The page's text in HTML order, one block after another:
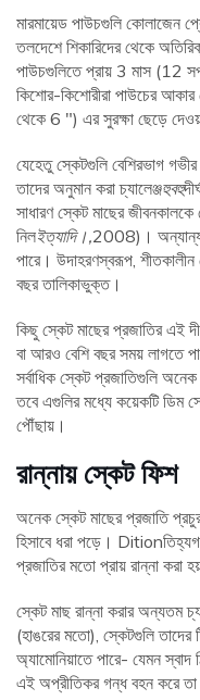
মারমায়েড পাউচগুলি কোলাজেন
তলদেশে শিকারিদের থেকে
পাউচগুলিতে প্রায় 3 মাস (12
কিশোর-কিশোরীরা পাউচের আকার
থেকে 6 ″) এর সুরক্ষা ছেড়ে
যেহেতু স্কেটগুলি বেশিরভাগ গভীর
তাদের অনুমান করা চ্যালেঞ্জহুবহু
সাধারণ স্কেট মাছের
নিলইত্যাদি।,2008)। অন্যান্য
পারে। উদাহরণস্বরূপ,
বছর তালিকাভুক্ত।
কিছু স্কেট মাছের প্রজাতির এই
বা আরও বেশি বছর সময় লাগতে
সর্বাধিক স্কেট প্রজাতিগুলি
তবে এগুলির মধ্যে কয়েকটি ডিম
পৌঁছায়।
রান্নায় স্কেট ফিশ
অনেক স্কেট মাছের প্রজাতি
হিসাবে ধরা পড়ে।
প্রজাতির মতো প্রায় রান্না করা
স্কেট মাছ রান্না করার অন্যতম
(হাঙরের মতো), স্কেটগুলি
অ্যামোনিয়াতে পারে- যেমন
এই অপ্রীতিকর গন্ধ বহন করে